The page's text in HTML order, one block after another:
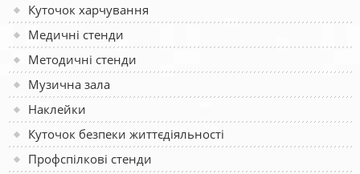
Куточок харчування
Медичні стенди
Методичні стенди
Музична зала
Наклейки
Куточок безпеки життєдіяльності
Профспілкові стенди